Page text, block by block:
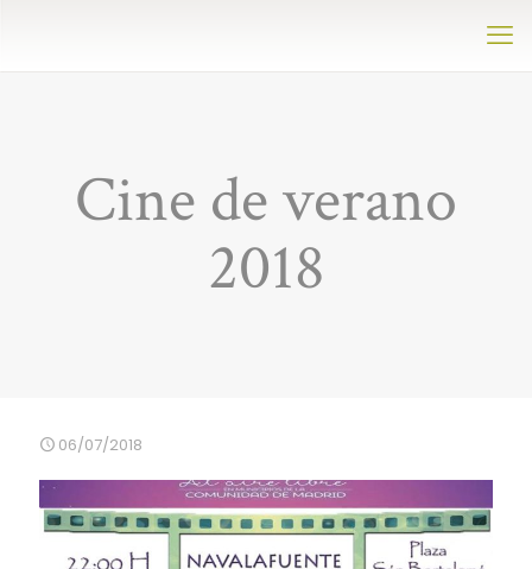
Cine de verano
2018
06/07/2018